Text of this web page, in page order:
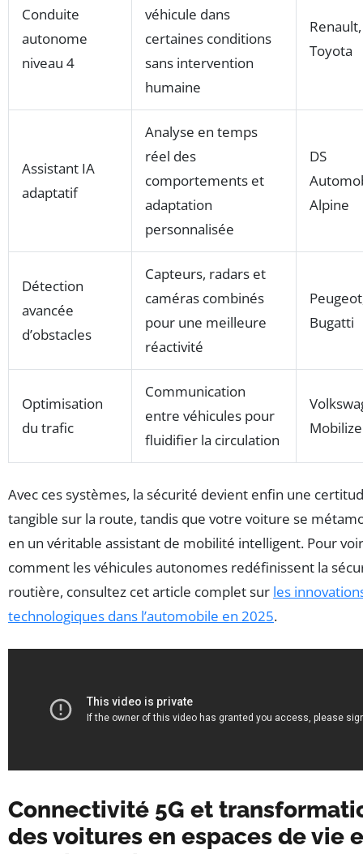
Conduite
autonome
niveau 4
véhicule dans
certaines conditions
sans intervention
humaine
Toyota
Assistant IA
adaptatif
Analyse en temps
réel des
comportements et
adaptation
personnalisée
DS
Alpine
Détection
avancée
d’obstacles
Capteurs, radars et
caméras combinés
pour une meilleure
réactivité
Bugatti
Optimisation
du trafic
Communication
entre véhicules pour
fluidifier la circulation
Mobilize
Avec ces systèmes, la sécurité devient enfin une
tangible sur la route, tandis que votre voiture se
en un véritable assistant de mobilité intelligent. Pour voir
comment les véhicules autonomes redéfinissent la
routière, consultez cet article complet sur les
technologiques dans l’automobile en 2025.
Connectivité 5G et
des voitures en espaces de vie